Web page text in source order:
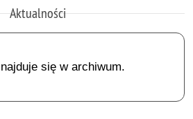
Aktualności
się w archiwum.